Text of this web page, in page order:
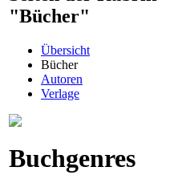
"Bücher"
Übersicht
Bücher
Autoren
Verlage
Buchgenres